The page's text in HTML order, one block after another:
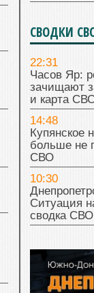
СВОДКИ
22:31
Часов Яр:
зачищают
и карта
14:48
Купянское
больше не
СВО
10:30
Ситуация
сводка СВО